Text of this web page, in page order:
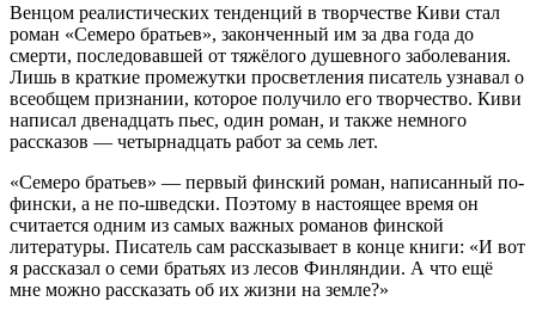
Венцом реалистических тенденций в творчестве Киви стал
роман «Семеро братьев», законченный им за два года до
смерти, последовавшей от тяжёлого душевного заболевания.
Лишь в краткие промежутки просветления писатель узнавал о
всеобщем признании, которое получило его творчество. Киви
написал двенадцать пьес, один роман, и также немного
рассказов — четырнадцать работ за семь лет.
«Семеро братьев» — первый финский роман, написанный по-
фински, а не по-шведски. Поэтому в настоящее время он
считается одним из самых важных романов финской
литературы. Писатель сам рассказывает в конце книги: «И вот
я рассказал о семи братьях из лесов Финляндии. А что ещё
мне можно рассказать об их жизни на земле?»